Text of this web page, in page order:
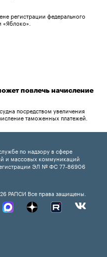
регистрации федерального
«Яблоко».
повлечь начисление
посредством увеличения
таможенных платежей.
по надзору в сфере
и массовых коммуникаций
ЭЛ № ФС 77-86906
РАПСИ Все права защищены.